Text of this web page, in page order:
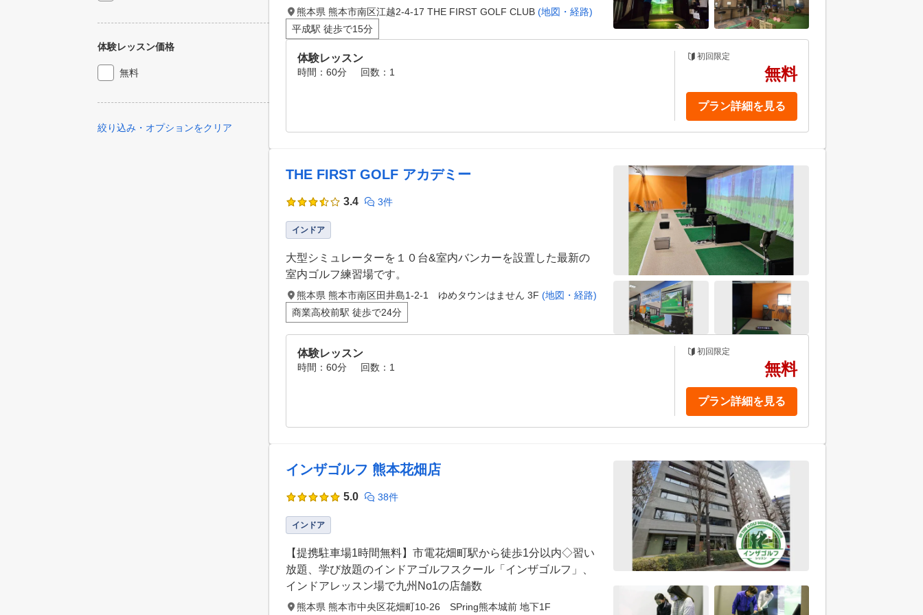
体験レッスン価格
無料
絞り込み・オプションをクリア
熊本県 熊本市南区江越2-4-17 THE FIRST GOLF CLUB (地図・経路)
平成駅 徒歩で15分
体験レッスン
時間：60分 回数：1
初回限定
無料
プラン詳細を見る
THE FIRST GOLF アカデミー
3.4 3件
インドア
大型シミュレーターを１０台&室内バンカーを設置した最新の
室内ゴルフ練習場です。
熊本県 熊本市南区田井島1-2-1 ゆめタウンはません 3F (地図・経路)
商業高校前駅 徒歩で24分
体験レッスン
時間：60分 回数：1
初回限定
無料
プラン詳細を見る
インザゴルフ 熊本花畑店
5.0 38件
インドア
【提携駐車場1時間無料】市電花畑町駅から徒歩1分以内◇習い
放題、学び放題のインドアゴルフスクール「インザゴルフ」、
インドアレッスン場で九州No1の店舗数
熊本県 熊本市中央区花畑町10-26 SPring熊本城前 地下1F